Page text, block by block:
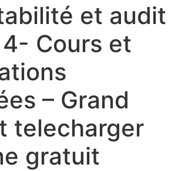
et audit
4- Cours et
– Grand
telecharger
gratuit